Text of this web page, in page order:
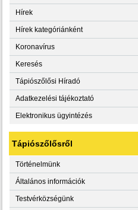
Hírek
Hírek kategóriánként
Koronavírus
Keresés
Tápiószőlősi Híradó
Adatkezelési tájékoztató
Elektronikus ügyintézés
Tápiószőlősről
Történelmünk
Általános információk
Testvérközségünk